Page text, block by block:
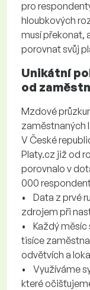
pro
hloubkových
musí překonat,
porovnat svůj
Unikátní
od
Mzdové
zaměstnaných
V České
Platy.cz již od
porovnalo v
000
• Data z prvé
zdrojem při
• Každý měsíc
tisíce
odvětvích a
• Využíváme
které